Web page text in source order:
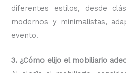
diferentes estilos, desde
modernos y minimalistas,
evento.
3. ¿Cómo elijo el mobiliario